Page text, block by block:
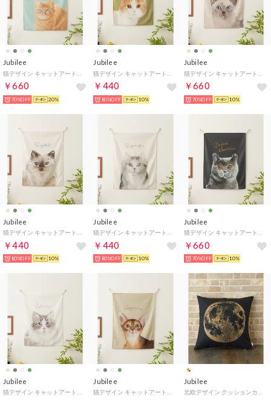
Jubilee
￥660
70%OFF 20%
Jubilee
￥440
80%OFF 10%
Jubilee
￥660
70%OFF 10%
Jubilee
￥440
80%OFF 10%
Jubilee
￥440
80%OFF 10%
Jubilee
￥660
70%OFF 10%
Jubilee Jubilee Jubilee